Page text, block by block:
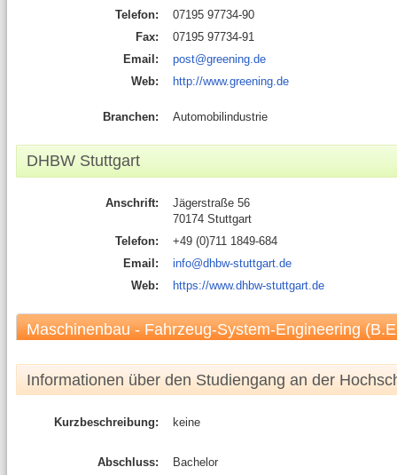
Telefon:
07195 97734-90
Fax:
07195 97734-91
Email:
post@greening.de
Web:
http://www.greening.de
Branchen: Automobilindustrie
DHBW Stuttgart
Anschrift:
Jägerstraße 56
70174 Stuttgart
Telefon:
+49 (0)711 1849-684
Email:
info@dhbw-stuttgart.de
Web:
https://www.dhbw-stuttgart.de
Maschinenbau - Fahrzeug-System-Engineering
Informationen über den Studiengang an der
Kurzbeschreibung: keine
Abschluss:
Bachelor